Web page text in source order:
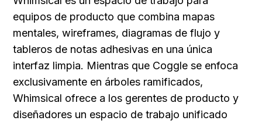
equipos de producto que combina mapas
mentales, wireframes, diagramas de flujo y
tableros de notas adhesivas en una única
interfaz limpia. Mientras que Coggle se enfoca
exclusivamente en árboles ramificados,
Whimsical ofrece a los gerentes de producto y
diseñadores un espacio de trabajo unificado